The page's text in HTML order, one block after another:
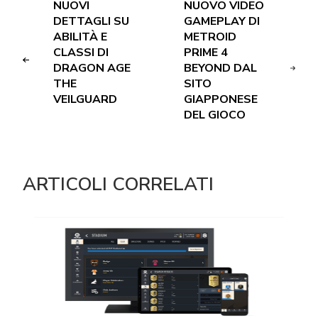
NUOVI
DETTAGLI SU
ABILITÀ E
CLASSI DI
DRAGON AGE
THE
VEILGUARD
NUOVO VIDEO
GAMEPLAY DI
METROID
PRIME 4
BEYOND DAL
SITO
GIAPPONESE
DEL GIOCO
ARTICOLI CORRELATI